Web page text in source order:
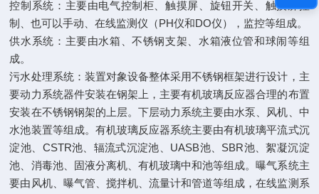
控制系统：主要由电气控制柜、触摸屏、旋钮开关、触摸屏控
制、也可以手动、在线监测仪（PH仪和DO仪），监控等组成。
供水系统：主要由水箱、不锈钢支架、水箱液位管和球闹等组
成。
污水处理系统：装置对象设备整体采用不锈钢框架进行设计，主
要动力系统器件安装在钢架上，主要有机玻璃反应器合理的布置
安装在不锈钢钢架的上层。下层动力系统主要由水泵、风机、中
水池装置等组成。有机玻璃反应器系统主要由有机玻璃平流式沉
淀池、CSTR池、辐流式沉淀池、UASB池、SBR池、絮凝沉淀
池、消毒池、固液分离机、有机玻璃中和池等组成。曝气系统主
要由风机、曝气管、搅拌机、流量计和管道等组成，在线监测系